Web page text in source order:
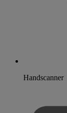
Handscanner